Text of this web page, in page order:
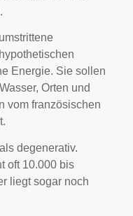
Energie. Sie sollen
Orten und
vom französischen
degenerativ.
oft 10.000 bis
liegt sogar noch